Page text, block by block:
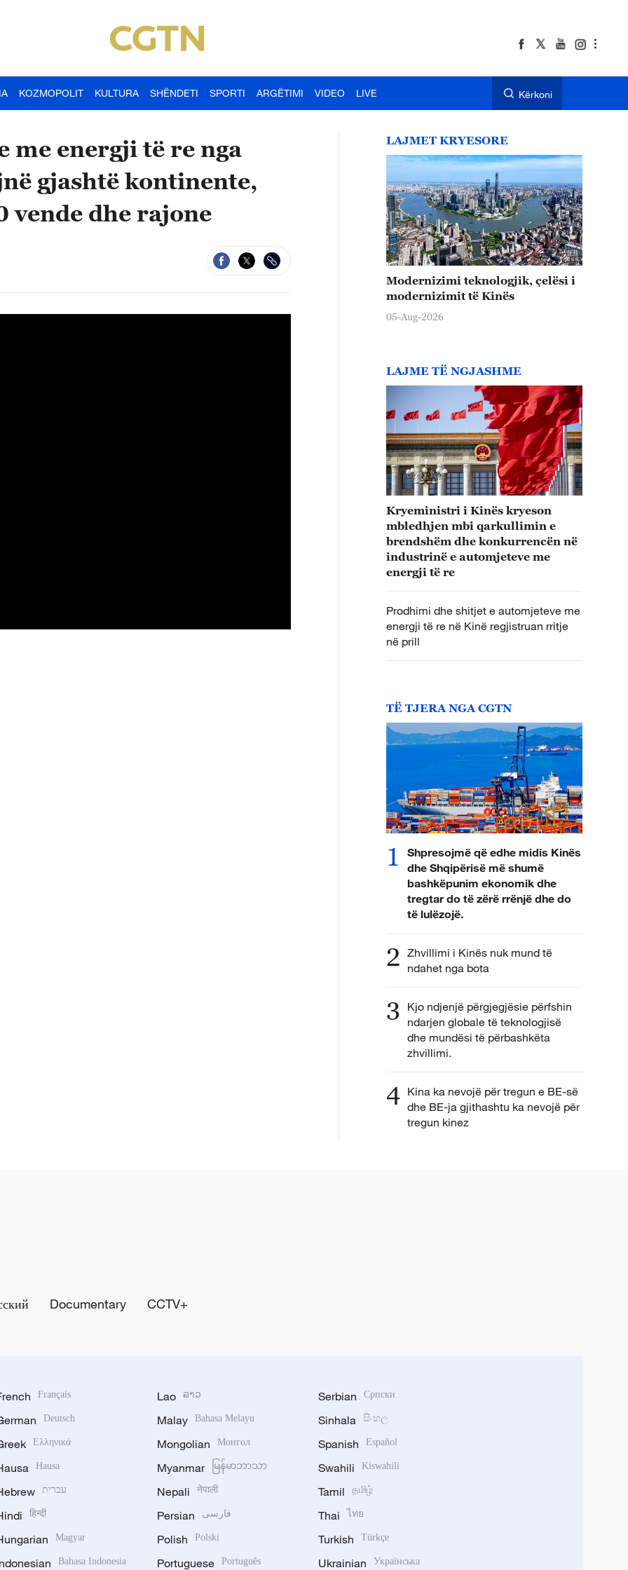
KOZMOPOLIT KULTURA SHËNDETI SPORTI ARGËTIMI VIDEO LIVE Kërkoni
me energji të re nga
gjashtë kontinente,
dhe rajone
LAJMET KRYESORE
Modernizimi teknologjik, çelësi i
modernizimit të Kinës
05-Aug-2026
LAJME TË NGJASHME
Kryeministri i Kinës kryeson
mbledhjen mbi qarkullimin e
brendshëm dhe konkurrencën në
industrinë e automjeteve me
energji të re
Prodhimi dhe shitjet e automjeteve me
energji të re në Kinë regjistruan rritje
në prill
TË TJERA NGA CGTN
1
Shpresojmë që edhe midis Kinës
dhe Shqipërisë më shumë
bashkëpunim ekonomik dhe
tregtar do të zërë rrënjë dhe do
të lulëzojë.
2 Zhvillimi i Kinës nuk mund të
ndahet nga bota
3 Kjo ndjenjë përgjegjësie përfshin
ndarjen globale të teknologjisë
dhe mundësi të përbashkëta
zhvillimi.
4 Kina ka nevojë për tregun e BE-së
dhe BE-ja gjithashtu ka nevojë për
tregun kinez
Documentary CCTV+
Français
Deutsch
Ελληνικά
Hausa
עברית
हिन्दी
Magyar
Bahasa Indonesia
Lao ລາວ
Malay Bahasa Melayu
Mongolian Монгол
Myanmar မြန်မာဘာသာ
Nepali नेपाली
Persian فارسی
Polish Polski
Portuguese Português
Serbian Српски
Sinhala සිංහල
Spanish Español
Swahili Kiswahili
Tamil தமிழ்
Thai ไทย
Turkish Türkçe
Ukrainian Українська